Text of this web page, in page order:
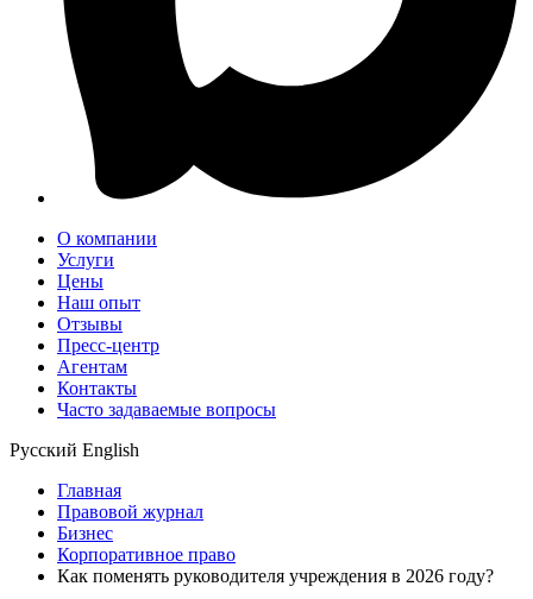
О компании
Услуги
Цены
Наш опыт
Отзывы
Пресс-центр
Агентам
Контакты
Часто задаваемые вопросы
Русский English
Главная
Правовой журнал
Бизнес
Корпоративное право
Как поменять руководителя учреждения в 2026 году?